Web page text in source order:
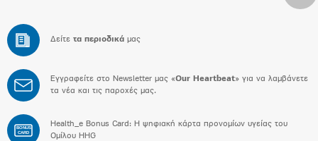
Δείτε τα περιοδικά μας
Εγγραφείτε στο Newsletter μας «Our Heartbeat» για να λαμβάνετε
τα νέα και τις παροχές μας.
BONUS
CARD
Health_e Bonus Card: H ψηφιακή κάρτα προνομίων υγείας του
Ομίλου HHG